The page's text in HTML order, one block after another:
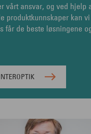
vårt ansvar, og ved hjelp
produktkunnskaper kan
får de beste løsningene